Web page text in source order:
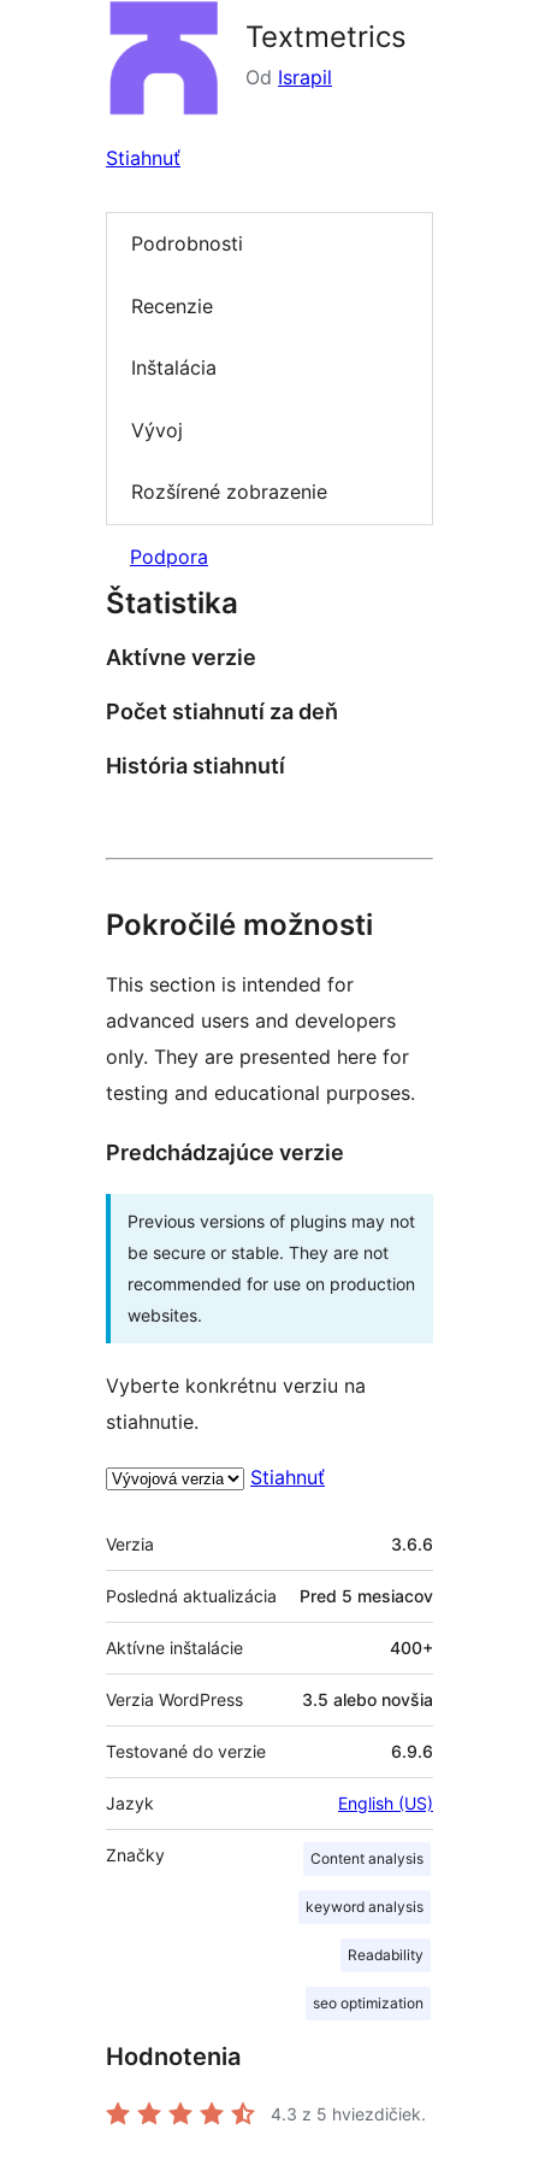
Textmetrics
Od Israpil
Stiahnuť
Podrobnosti
Recenzie
Inštalácia
Vývoj
Rozšírené zobrazenie
Podpora
Štatistika
Aktívne verzie
Počet stiahnutí za deň
História stiahnutí
Pokročilé možnosti
This section is intended for
advanced users and developers
only. They are presented here for
testing and educational purposes.
Predchádzajúce verzie
Previous versions of plugins may not
be secure or stable. They are not
recommended for use on production
websites.
Vyberte konkrétnu verziu na
stiahnutie.
Stiahnuť
Meta
Verzia 3.6.6
Posledná aktualizácia Pred 5 mesiacov
Aktívne inštalácie 400+
Verzia WordPress 3.5 alebo novšia
Testované do verzie 6.9.6
Jazyk English (US)
Značky Content analysis
keyword analysis
Readability
seo optimization
Hodnotenia
4.3 z 5 hviezdičiek.